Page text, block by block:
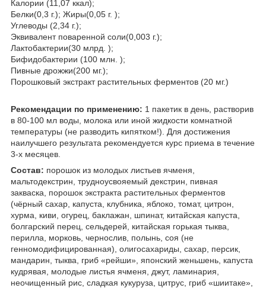
Калории (11,07 ккал);
Белки(0,3 г.); Жиры(0,05 г. );
Углеводы (2,34 г.);
Эквивалент поваренной соли(0,003 г.);
Лактобактерии(30 млрд. );
Бифидобактерии (100 млн. );
Пивные дрожжи(200 мг.);
Порошковый экстракт растительных ферментов (20 мг.)
Рекомендации по применению: 1 пакетик в день, растворив
в 80-100 мл воды, молока или иной жидкости комнатной
температуры (не разводить кипятком!). Для достижения
наилучшего результата рекомендуется курс приема в течение
3-х месяцев.
Состав: порошок из молодых листьев ячменя,
мальтодекстрин, трудноусвояемый декстрин, пивная
закваска, порошок экстракта растительных ферментов
(чёрный сахар, капуста, клубника, яблоко, томат, цитрон,
хурма, киви, огурец, баклажан, шпинат, китайская капуста,
болгарский перец, сельдерей, китайская горькая тыква,
перилла, морковь, чернослив, полынь, соя (не
генномодифицированная), олигосахариды, сахар, персик,
мандарин, тыква, гриб «рейши», японский женьшень, капуста
кудрявая, молодые листья ячменя, джут, ламинария,
неочищенный рис, сладкая кукуруза, цитрус, гриб «шиитаке»,